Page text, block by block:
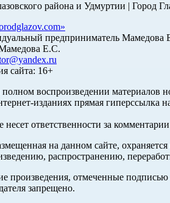
района и Удмуртии | Город
»
предприниматель Мамедова
Е.С.
сайта: 16+
воспроизведении материалов
изданиях прямая гиперссылка
несет ответственности за
на данном сайте,
распространению,
произведения, отмеченные подписью
запрещено.